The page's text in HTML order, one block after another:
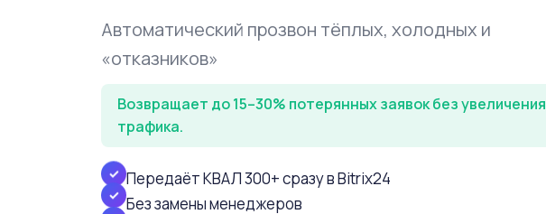
Автоматический прозвон тёплых, холодных и
«отказников»
Возвращает до 15–30% потерянных заявок без увеличения
трафика.
✓ Передаёт КВАЛ 300+ сразу в Bitrix24
✓ Без замены менеджеров